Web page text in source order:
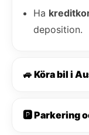
Ha
deposition.
🚙 Köra bil i
🅿️ Parkering